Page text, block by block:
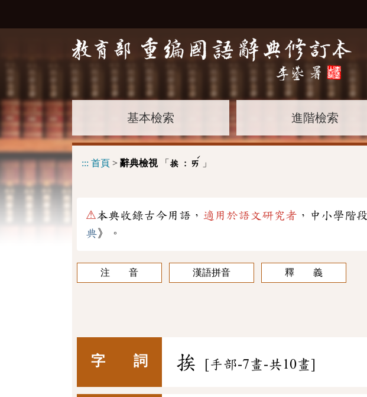
基本檢索 進階檢索
::: 首頁 > 辭典檢視「 挨 : ㄞ
ˊ
」
⚠本典收錄古今用語， 適用於語文研究者 ，中小學階
典》。
注 音 漢語拼音 釋 義
字 詞 挨 [手部-7畫-共10畫]